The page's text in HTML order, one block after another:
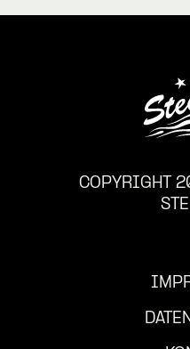
COPYRIGHT